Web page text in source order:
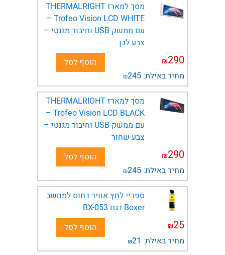
מסך למארז THERMALRIGHT
Trofeo Vision LCD WHITE –
עם ממשק USB וחיבור מגנטי –
צבע לבן
290
₪
מחיר באילת: 245
₪
הוסף לסל
מסך למארז THERMALRIGHT
Trofeo Vision LCD BLACK –
עם ממשק USB וחיבור מגנטי –
צבע שחור
290
₪
מחיר באילת: 245
₪
הוסף לסל
ספריי לחץ אוויר דחוס למחשב
Boxer דגם BX-053
25
₪
מחיר באילת: 21
₪
הוסף לסל